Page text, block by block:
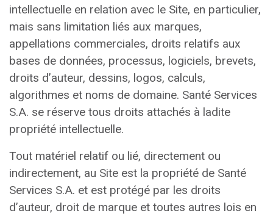
intellectuelle en relation avec le Site, en particulier,
mais sans limitation liés aux marques,
appellations commerciales, droits relatifs aux
bases de données, processus, logiciels, brevets,
droits d’auteur, dessins, logos, calculs,
algorithmes et noms de domaine. Santé Services
S.A. se réserve tous droits attachés à ladite
propriété intellectuelle.
Tout matériel relatif ou lié, directement ou
indirectement, au Site est la propriété de Santé
Services S.A. et est protégé par les droits
d’auteur, droit de marque et toutes autres lois en